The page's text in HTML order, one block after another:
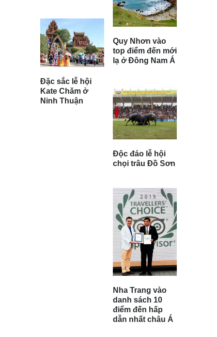
Đặc sắc lễ hội
Kate Chăm ở
Ninh Thuận
Quy Nhơn vào
top điểm đến mới
lạ ở Đông Nam Á
Độc đáo lễ hội
chọi trâu Đồ Sơn
Nha Trang vào
danh sách 10
điểm đến hấp
dẫn nhất châu Á